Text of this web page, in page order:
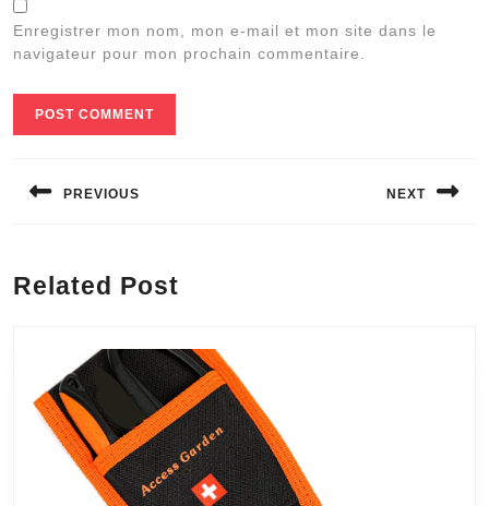
Enregistrer mon nom, mon e-mail et mon site dans le
navigateur pour mon prochain commentaire.
de
PREVIOUS
post:
NEXT
Related Post